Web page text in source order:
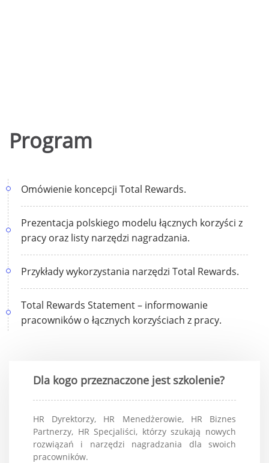
Program
Omówienie koncepcji Total Rewards.
Prezentacja polskiego modelu łącznych korzyści z
pracy oraz listy narzędzi nagradzania.
Przykłady wykorzystania narzędzi Total Rewards.
Total Rewards Statement – informowanie
pracowników o łącznych korzyściach z pracy.
Dla kogo przeznaczone jest szkolenie?
HR Dyrektorzy, HR Menedżerowie, HR Biznes
Partnerzy, HR Specjaliści, którzy szukają nowych
rozwiązań i narzędzi nagradzania dla swoich
pracowników.